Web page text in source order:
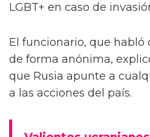
LGBT+ en caso de
El funcionario, que habló
de forma anónima,
que Rusia apunte a
a las acciones del país.